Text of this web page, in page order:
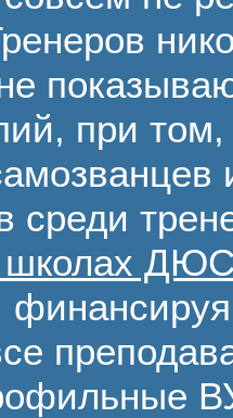
при
среди
школах